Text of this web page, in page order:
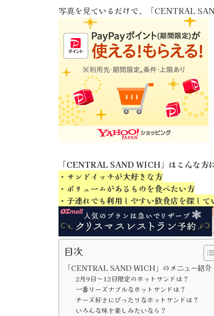
写真を見ているだけで、「CENTRAL
「CENTRAL SAND WICH」はこんな方
・サンドイッチが大好きな方
・ボリュームがあるものを食べたい方
・子連れでも利用しやすい飲食店を探して
目次
「CENTRAL SAND WICH」のメニュー紹介
2月9日～12日限定のホットサンドは？
一番リーズナブルなホットサンドは？
チーズ好きにぴったりなホットサンドは？
いろんな味を楽しみたいなら？